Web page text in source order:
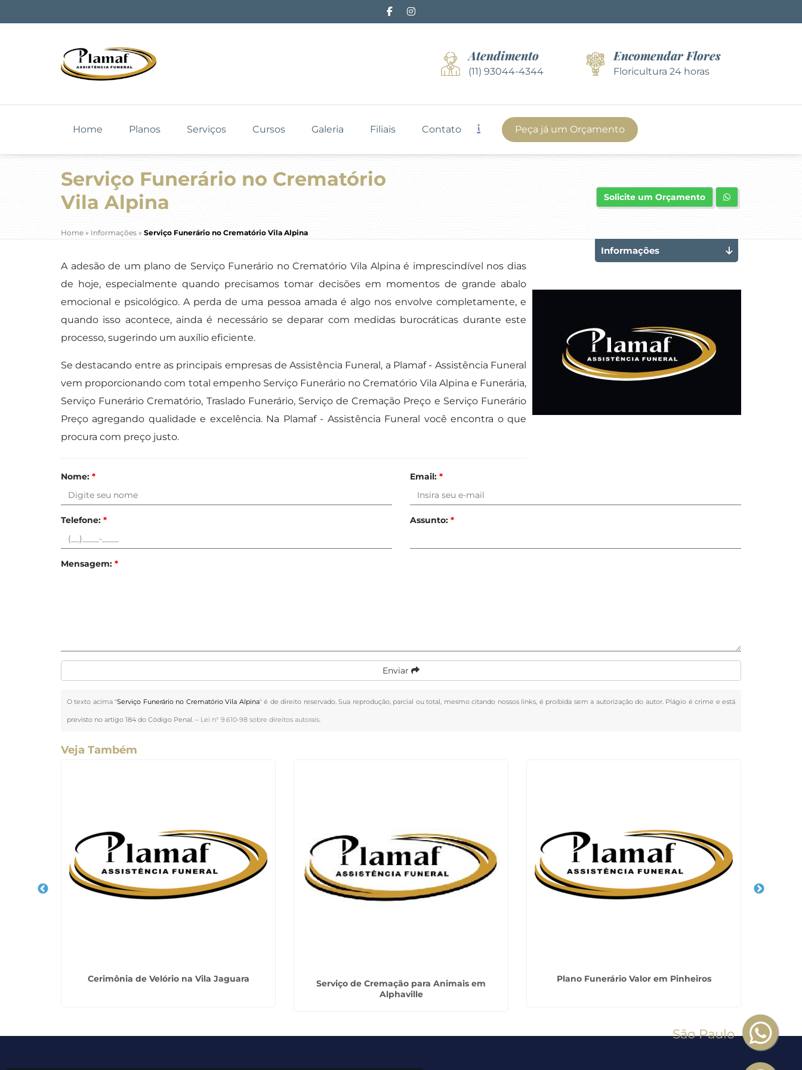
Atendimento
(11) 93044-4344
Encomendar Flores
Floricultura 24 horas
Home Planos Serviços Cursos Galeria Filiais Contato Peça já um Orçamento
Serviço Funerário no Crematório
Vila Alpina
Home » Informações » Serviço Funerário no Crematório Vila Alpina
Solicite um Orçamento
A adesão de um plano de Serviço Funerário no Crematório Vila Alpina é imprescindível nos dias
de hoje, especialmente quando precisamos tomar decisões em momentos de grande abalo
emocional e psicológico. A perda de uma pessoa amada é algo nos envolve completamente, e
quando isso acontece, ainda é necessário se deparar com medidas burocráticas durante este
processo, sugerindo um auxílio eficiente.
Se destacando entre as principais empresas de Assistência Funeral, a Plamaf - Assistência Funeral
vem proporcionando com total empenho Serviço Funerário no Crematório Vila Alpina e Funerária,
Serviço Funerário Crematório, Traslado Funerário, Serviço de Cremação Preço e Serviço Funerário
Preço agregando qualidade e excelência. Na Plamaf - Assistência Funeral você encontra o que
procura com preço justo.
Nome: * Email: *
Telefone: * Assunto: *
Mensagem: *
Enviar
O texto acima "Serviço Funerário no Crematório Vila Alpina" é de direito reservado. Sua reprodução, parcial ou total, mesmo citando nossos links, é proibida sem a autorização do autor. Plágio é crime e está
previsto no artigo 184 do Código Penal. – Lei n° 9.610-98 sobre direitos autorais.
Informações
Veja Também
Cerimônia de Velório na Vila Jaguara
Serviço de Cremação para Animais em
Alphaville
Plano Funerário Valor em Pinheiros